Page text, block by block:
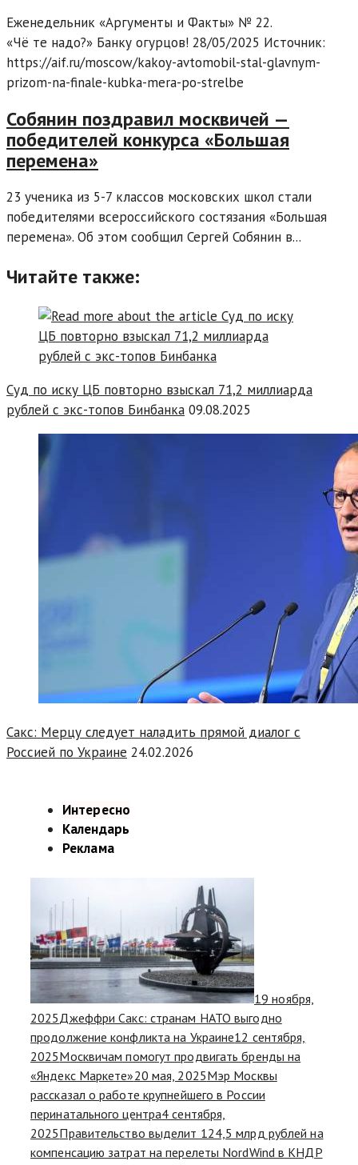
Еженедельник «Аргументы и Факты» № 22.
«Чё те надо?» Банку огурцов! 28/05/2025 Источник:
https://aif.ru/moscow/kakoy-avtomobil-stal-glavnym-
prizom-na-finale-kubka-mera-po-strelbe
Собянин поздравил москвичей —
победителей конкурса «Большая
перемена»
23 ученика из 5-7 классов московских школ стали
победителями всероссийского состязания «Большая
перемена». Об этом сообщил Сергей Собянин в...
Читайте также:
Суд по иску ЦБ повторно взыскал 71,2 миллиарда
рублей с экс-топов Бинбанка 09.08.2025
Сакс: Мерцу следует наладить прямой диалог с
Россией по Украине 24.02.2026
Интересно
Календарь
Реклама
19 ноября,
2025 Джеффри Сакс: странам НАТО выгодно
продолжение конфликта на Украине12 сентября,
2025Москвичам помогут продвигать бренды на
«Яндекс Маркете»20 мая, 2025Мэр Москвы
рассказал о работе крупнейшего в России
перинатального центра4 сентября,
2025Правительство выделит 124,5 млрд рублей на
компенсацию затрат на перелеты NordWind в КНДР